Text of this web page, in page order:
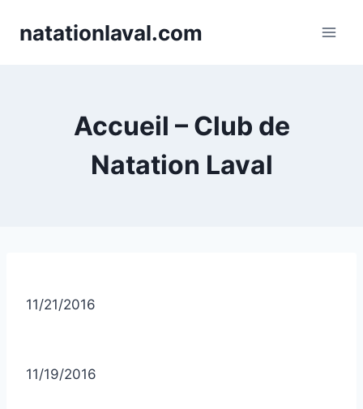
natationlaval.com
Accueil – Club de
Natation Laval
11/21/2016
11/19/2016